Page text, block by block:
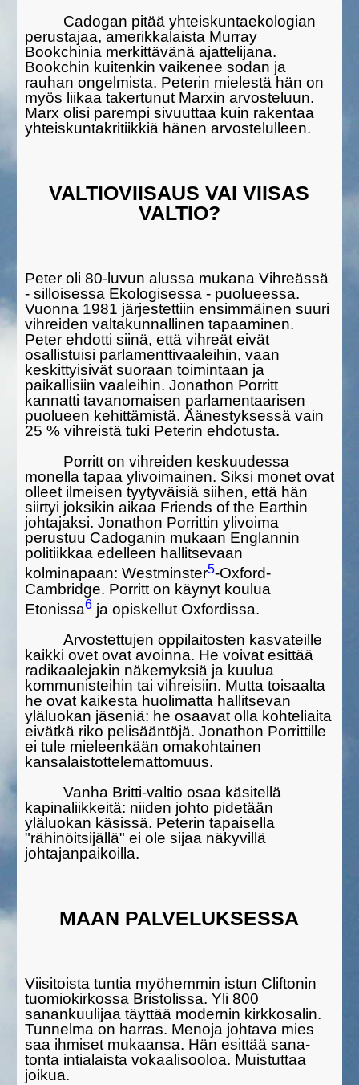
Cadogan pitää yhteiskuntaekologian
perustajaa, amerikkalaista Mur­ray
Bookchinia merkittävänä ajattelijana.
Bookchin kuitenkin vaikenee sodan ja
rauhan ongelmista. Peterin mielestä hän on
myös liikaa takertunut Marxin arvosteluun.
Marx olisi parempi sivuuttaa kuin rakentaa
yhteiskuntakritiikkiä hänen arvostelulleen.
VALTIOVIISAUS VAI VIISAS
VALTIO?
Peter oli 80-luvun alussa mukana Vihreässä
- silloisessa Ekologi­sessa - puolueessa.
Vuonna 1981 järjestettiin ensimmäinen suuri
vihreiden valtakunnallinen tapaaminen.
Peter ehdotti siinä, että vihre­ät eivät
osallistuisi parlamenttivaaleihin, vaan
keskittyisivät suoraan toimintaan ja
paikallisiin vaaleihin. Jonathon Porritt
kannatti tavan­omaisen parlamentaarisen
puolueen kehittämistä. Äänestyksessä vain
25 % vihreistä tuki Peterin ehdotusta.
Porritt on vihreiden keskuudessa
monella tapaa ylivoimainen. Siksi monet ovat
olleet ilmeisen tyytyväisiä siihen, että hän
siirtyi joksikin aikaa Friends of the Earthin
johtajaksi. Jonathon Porrittin ylivoima
perustuu Cadoganin mukaan Englannin
politiikkaa edelleen hallitsevaan
kolminapaan: Westminster5-Oxford-
Cambridge. Porritt on käynyt koulua
Etonissa6ja opiskellut Oxfordissa.
Arvostettujen oppilaitosten kasvateille
kaikki ovet ovat avoinna. He voivat esittää
radikaalejakin näkemyksiä ja kuulua
kommunisteihin tai vihreisiin. Mutta toisaalta
he ovat kaikesta huolimatta hallitsevan
yläluokan jäseniä: he osaavat olla kohteliaita
eivätkä riko pelisään­töjä. Jonathon Porrittille
ei tule mieleenkään omakohtainen
kansalais­tottelemattomuus.
Vanha Britti-valtio osaa käsitellä
kapinaliikkeitä: niiden johto pidetään
yläluokan käsissä. Peterin tapaisella
"rähinöitsijällä" ei ole sijaa näkyvillä
johtajanpaikoilla.
MAAN PALVELUKSESSA
Viisitoista tuntia myöhemmin istun Cliftonin
tuomiokirkossa Bristolis­sa. Yli 800
sanankuulijaa täyt­tää modernin kirkkosalin.
Tunnelma on harras. Menoja johtava mies
saa ihmiset mukaansa. Hän esittää sana­
tonta intialaista vokaalisooloa. Muistuttaa
joikua.